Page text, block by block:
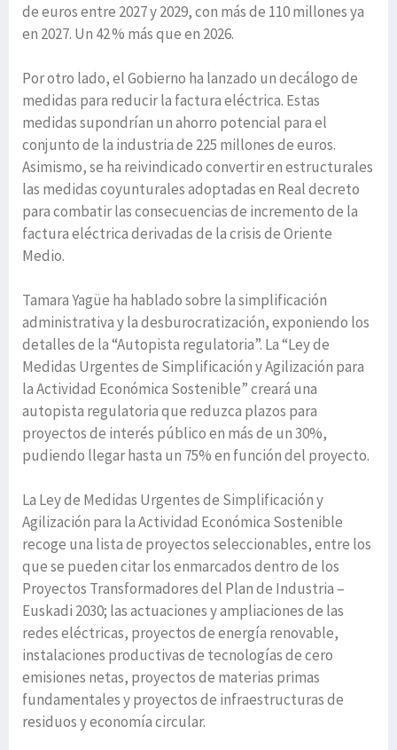
de euros entre 2027 y 2029, con más de 110 millones ya
en 2027. Un 42 % más que en 2026.
Por otro lado, el Gobierno ha lanzado un decálogo de
medidas para reducir la factura eléctrica. Estas
medidas supondrían un ahorro potencial para el
conjunto de la industria de 225 millones de euros.
Asimismo, se ha reivindicado convertir en estructurales
las medidas coyunturales adoptadas en Real decreto
para combatir las consecuencias de incremento de la
factura eléctrica derivadas de la crisis de Oriente
Medio.
Tamara Yagüe ha hablado sobre la simplificación
administrativa y la desburocratización, exponiendo los
detalles de la “Autopista regulatoria”. La “Ley de
Medidas Urgentes de Simplificación y Agilización para
la Actividad Económica Sostenible” creará una
autopista regulatoria que reduzca plazos para
proyectos de interés público en más de un 30%,
pudiendo llegar hasta un 75% en función del proyecto.
La Ley de Medidas Urgentes de Simplificación y
Agilización para la Actividad Económica Sostenible
recoge una lista de proyectos seleccionables, entre los
que se pueden citar los enmarcados dentro de los
Proyectos Transformadores del Plan de Industria –
Euskadi 2030; las actuaciones y ampliaciones de las
redes eléctricas, proyectos de energía renovable,
instalaciones productivas de tecnologías de cero
emisiones netas, proyectos de materias primas
fundamentales y proyectos de infraestructuras de
residuos y economía circular.